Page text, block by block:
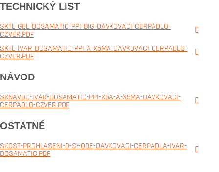
TECHNICKÝ LIST
SKTL-GEL-DOSAMATIC-PPI-BIG-DAVKOVACI-CERPADLO-
CZVER.PDF
SKTL-IVAR-DOSAMATIC-PPI-A-X5MA-DAVKOVACI-CERPADLO-
CZVER.PDF
NÁVOD
SKNAVOD-IVAR-DOSAMATIC-PPI-X5A-A-X5MA-DAVKOVACI-
CERPADLO-CZVER.PDF
OSTATNÉ
SKOST-PROHLASENI-O-SHODE-DAVKOVACI-CERPADLA-IVAR-
DOSAMATIC.PDF